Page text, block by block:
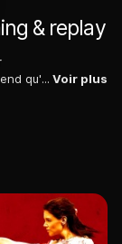
& replay
Au Moyen-Orient, un journaliste américain apprend qu'un terroriste veut faire sauter Tel Aviv. Il fait tout ce qui est en son pouvoir pour déjouer l'attentat. Voir plus